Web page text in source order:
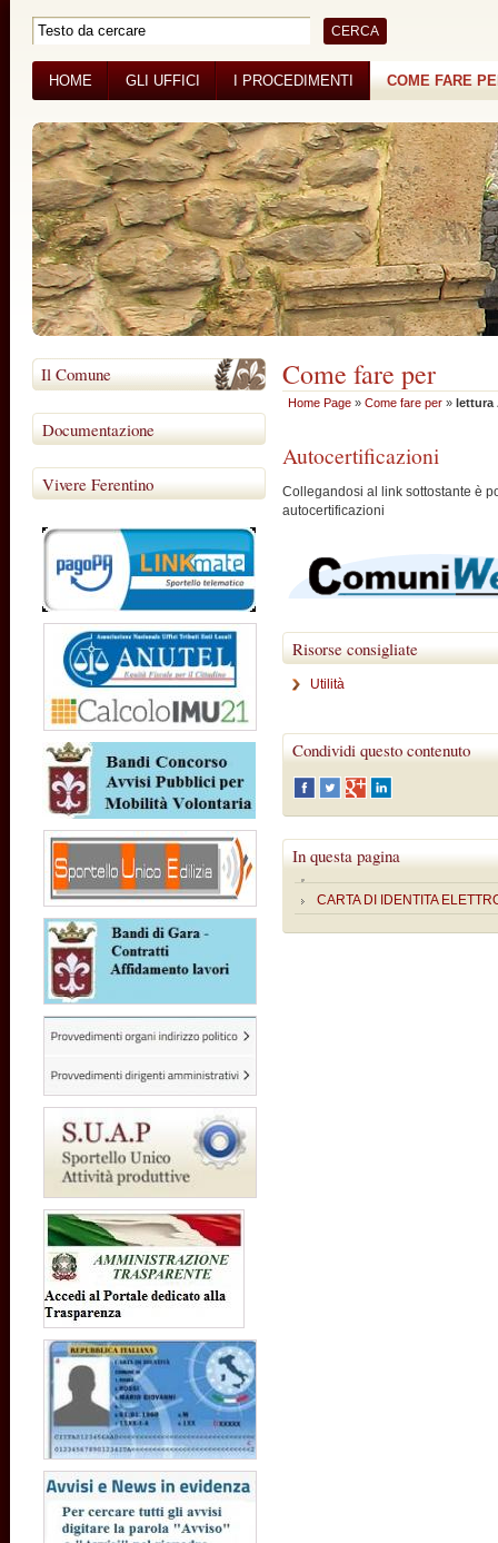
HOME GLI UFFICI I PROCEDIMENTI COME FARE
BANDI DI GARA CONCORSI
Il Comune
Documentazione
Vivere Ferentino
Come fare per
Home Page »Come fare per »lettura
Autocertificazioni
Collegandosi al link sottostante è
autocertificazioni
Risorse consigliate
Utilità
Condividi questo contenuto
In questa pagina
CARTA DI IDENTITA